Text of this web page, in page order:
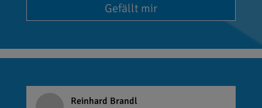
Gefällt mir
Reinhard Brandl